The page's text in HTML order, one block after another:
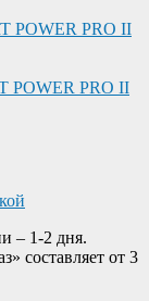
POWER PRO II
POWER PRO II
– 1-2 дня.
составляет от 3